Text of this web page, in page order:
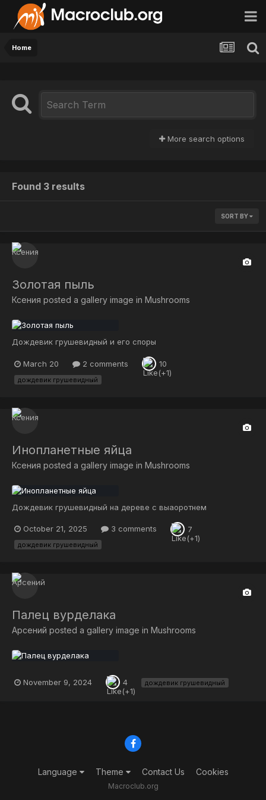
Home
More search options
Found 3 results
SORT BY
Золотая пыль
Ксения posted a gallery image in Mushrooms
Дождевик грушевидный и его споры
March 20 2 comments 10
дождевик грушевидный
Инопланетные яйца
Ксения posted a gallery image in Mushrooms
Дождевик грушевидный на дереве с выаоротнем
October 21, 2025 3 comments 7
дождевик грушевидный
Палец вурделака
Арсений posted a gallery image in Mushrooms
November 9, 2024 4 дождевик грушевидный
Language Theme Contact Us Cookies
Macroclub.org